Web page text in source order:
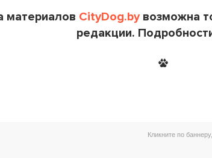
материалов CityDog.byвозможна
редакции.